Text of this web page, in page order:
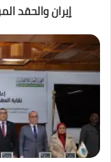
إيران والحقد